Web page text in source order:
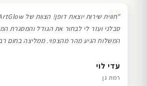
שרון כהן
תל אביב
❞
סבלני ועזר לי לבחור את הגודל והמסגרת
המשלוח הגיע מהר מהצפוי. ממליצה בחום
עדי לוי
רמת גן
דנה גל
חיפה
ליאת ויוסי מ.
הוד השרון